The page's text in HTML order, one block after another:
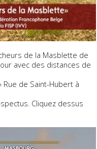
de la Masblette de
avec des distances de
Rue de Saint-Hubert à
Cliquez dessus